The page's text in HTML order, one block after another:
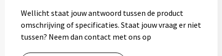
Persoonlijke verzorging
Zonnebrillen
Wellicht staat jouw antwoord tussen de product
omschrijving of specificaties. Staat jouw vraag er niet
tussen? Neem dan contact met ons op